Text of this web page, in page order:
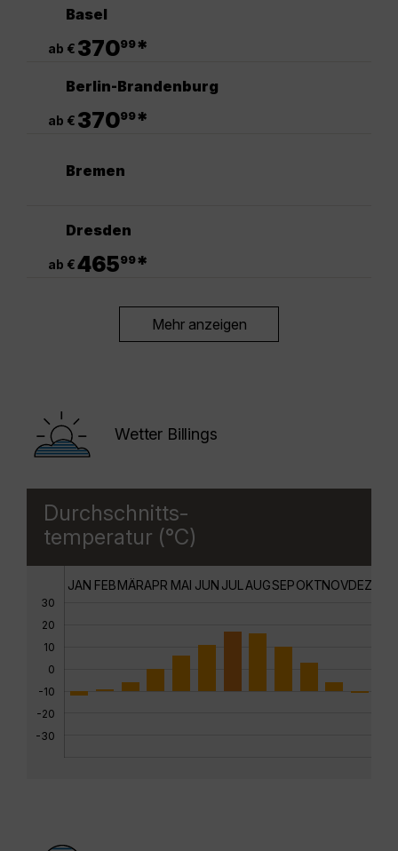
Basel
ab € 37099*
Berlin-Brandenburg
ab € 37099*
Bremen
Dresden
ab €46599*
Mehr anzeigen
Wetter Billings
Durchschnitts-
temperatur (°C)
30
20
10
0
-10
-20
-30
JAN FEBMÄRAPR MAI JUN JUL AUGSEPOKTNOVDEZ